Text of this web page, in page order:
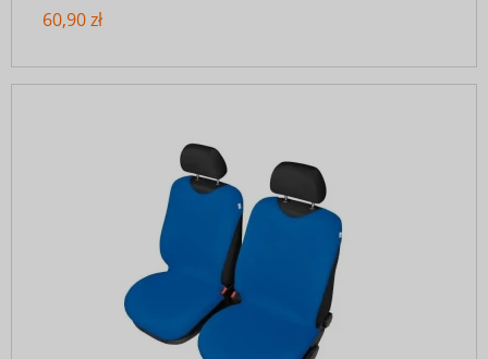
60,90 zł